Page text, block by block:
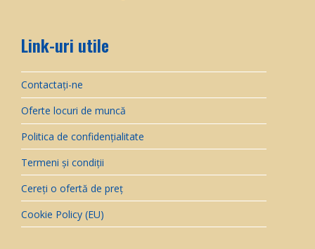
Link-uri utile
Contactați-ne
Oferte locuri de muncă
Politica de confidențialitate
Termeni și condiții
Cereți o ofertă de preț
Cookie Policy (EU)